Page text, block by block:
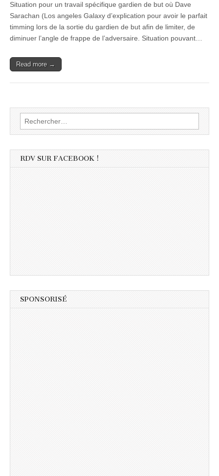
Situation pour un travail spécifique gardien de but où Dave
Sarachan (Los angeles Galaxy d’explication pour avoir le parfait
timming lors de la sortie du gardien de but afin de limiter, de
diminuer l’angle de frappe de l’adversaire. Situation pouvant…
Read more →
Rechercher :
RDV SUR FACEBOOK !
SPONSORISÉ